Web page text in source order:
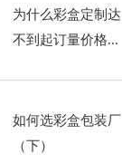
为什么彩盒定制达
不到起订量价格...
如何选彩盒包装厂
（下）